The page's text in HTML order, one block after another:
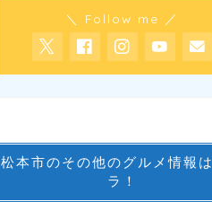
＼ Follow me ／
松本市のその他のグルメ情報
ラ！